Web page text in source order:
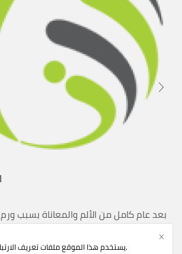
بعد عام كامل من الألم والمعاناة بسبب
نجح الفريق الطبي في مستشفى الأمل
إنهاء معاناة “علي صالح” القادم...
يستخدم هذا الموقع ملفات تعريف الارتباط لتحسين تجربتك.